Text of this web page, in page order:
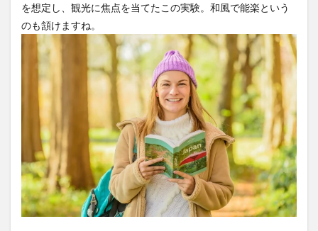
を想定し、観光に焦点を当てたこの実験。和風で能楽という
のも頷けますね。